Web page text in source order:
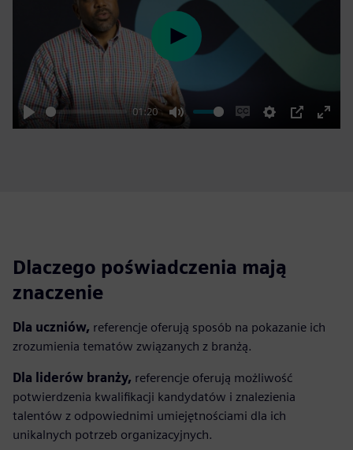
Play
01:20
Mute
EnableSettings
PIP
Enter
Play
Dlaczego poświadczenia mają
znaczenie
Dla uczniów, referencje oferują sposób na pokazanie ich
zrozumienia tematów związanych z branżą.
Dla liderów branży, referencje oferują możliwość
potwierdzenia kwalifikacji kandydatów i znalezienia
talentów z odpowiednimi umiejętnościami dla ich
unikalnych potrzeb organizacyjnych.